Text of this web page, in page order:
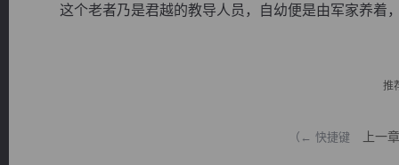
这个老者乃是君越的教导人员，自幼便是由军家养着
推
（← 快捷键 上一章